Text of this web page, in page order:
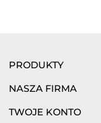
PRODUKTY
NASZA FIRMA
TWOJE KONTO